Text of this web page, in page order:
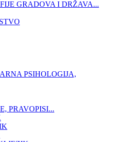
GRADOVA I DRŽAVA...
PSIHOLOGIJA,
PRAVOPISI...